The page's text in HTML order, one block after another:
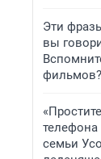
Эти
вы
телефона
семьи